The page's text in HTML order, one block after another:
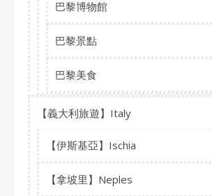
巴黎博物館
巴黎景點
巴黎美食
【義大利旅遊】Italy
【伊斯基亞】Ischia
【拿坡里】Neples